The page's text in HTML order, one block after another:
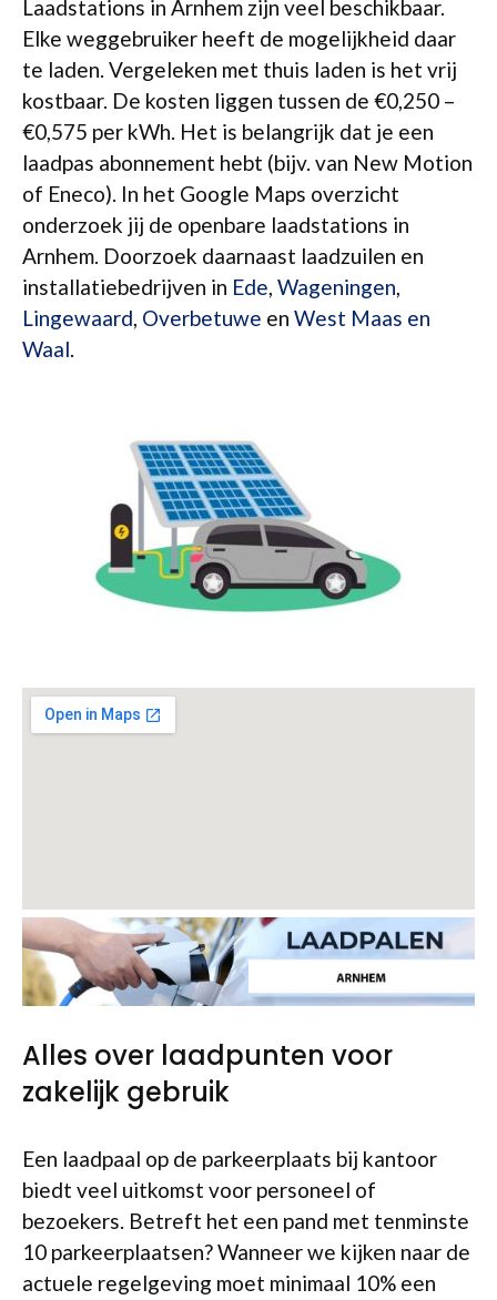
Laadstations in Arnhem zijn veel beschikbaar.
Elke weggebruiker heeft de mogelijkheid daar
te laden. Vergeleken met thuis laden is het vrij
kostbaar. De kosten liggen tussen de €0,250 –
€0,575 per kWh. Het is belangrijk dat je een
laadpas abonnement hebt (bijv. van New Motion
of Eneco). In het Google Maps overzicht
onderzoek jij de openbare laadstations in
Arnhem. Doorzoek daarnaast laadzuilen en
installatiebedrijven in Ede, Wageningen,
Lingewaard, Overbetuwe en West Maas en
Waal.
Alles over laadpunten voor
zakelijk gebruik
Een laadpaal op de parkeerplaats bij kantoor
biedt veel uitkomst voor personeel of
bezoekers. Betreft het een pand met tenminste
10 parkeerplaatsen? Wanneer we kijken naar de
actuele regelgeving moet minimaal 10% een